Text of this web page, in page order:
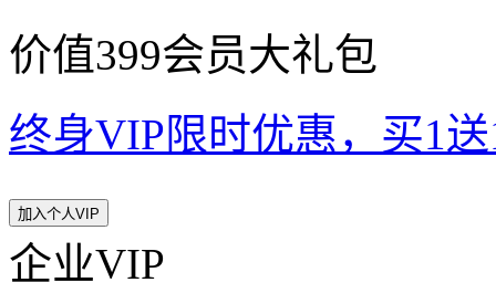
价值399会员大礼包
终身VIP限时优惠，买1
加入个人VIP
企业VIP